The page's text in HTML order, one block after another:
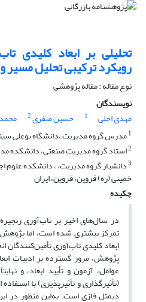
تحلیلی بر ابعاد کلیدی
رویکرد ترکیبی تحلیل مسیر
نوع مقاله : مقاله پژوهشی
نویسندگان
مهدی اجلی
1 حسین صفری2
1مدرس گروه مدیریت ،دانشگاه بوعلی
2استاد گروه مدیریت صنعتی، دانشکده
3دانشیار گروه مدیریت، ، دانشکده علوم
خمینی (ره) قزوین، قزوین، ایران
چکیده
در سال‌های اخیر بر تاب‌آوری
تمرکز بیشتری شده است، اما
ابعاد کلیدی تاب‌آوری‌‌
پژوهش، مرور گسترده بر ادبیات
عوامل، آزمون و تأیید ابعاد، و
(تأثیرگذاری و تأثیرپذیری) با
دیمتل فازی است. به‌این منظور در